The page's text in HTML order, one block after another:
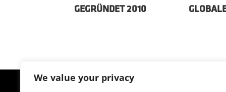
We value your privacy
GEGRÜNDET 2010